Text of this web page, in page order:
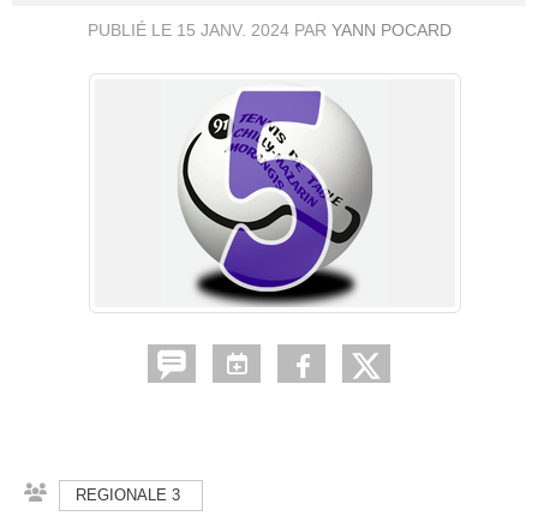
PUBLIÉ LE 15 JANV. 2024PAR YANN POCARD
REGIONALE 3